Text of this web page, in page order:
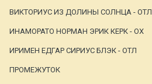
ВИКТОРИУС ИЗ ДОЛИНЫ СОЛНЦА - ОТЛ
ИНАМОРАТО НОРМАН ЭРИК КЕРК - ОХ
ИРИМЕН ЕДГАР СИРИУС БЛЭК - ОТЛ
ПРОМЕЖУТОК